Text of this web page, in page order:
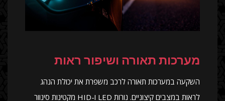
מערכות תאורה ושיפור ראות
השקעה במערכות תאורה לרכב משפרת את יכולת הנהג
לראות במצבים קיצוניים. נורות LED ו-HID מקטינות סינוור